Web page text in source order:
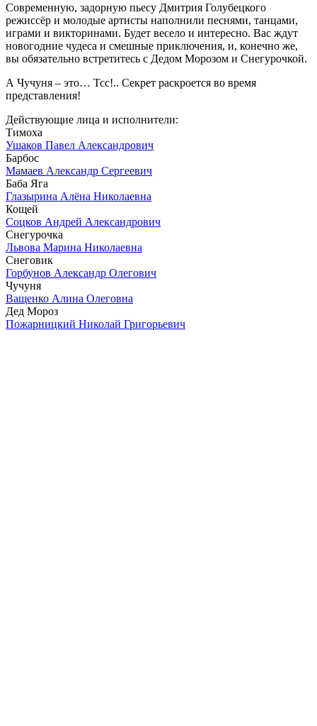
Современную, задорную пьесу Дмитрия Голубецкого
режиссёр и молодые артисты наполнили песнями, танцами,
играми и викторинами. Будет весело и интересно. Вас ждут
новогодние чудеса и смешные приключения, и, конечно же,
вы обязательно встретитесь с Дедом Морозом и Снегурочкой.
А Чучуня – это… Тсс!.. Секрет раскроется во время
представления!
Действующие лица и исполнители:
Тимоха
Ушаков Павел Александрович
Барбос
Мамаев Александр Сергеевич
Баба Яга
Глазырина Алёна Николаевна
Кощей
Соцков Андрей Александрович
Снегурочка
Львова Марина Николаевна
Снеговик
Горбунов Александр Олегович
Чучуня
Ващенко Алина Олеговна
Дед Мороз
Пожарницкий Николай Григорьевич